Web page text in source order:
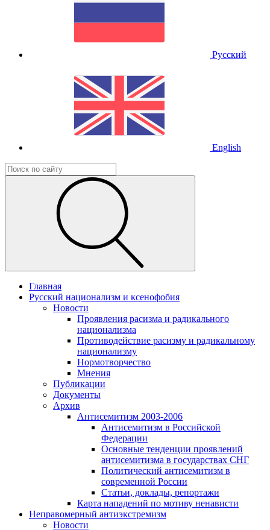
Русский
English
Главная
Русский национализм и ксенофобия
Новости
Проявления расизма и радикального
национализма
Противодействие расизму и радикальному
национализму
Нормотворчество
Мнения
Публикации
Документы
Архив
Антисемитизм 2003-2006
Антисемитизм в Российской
Федерации
Основные тенденции проявлений
антисемитизма в государствах СНГ
Политический антисемитизм в
современной России
Статьи, доклады, репортажи
Карта нападений по мотиву ненависти
Неправомерный антиэкстремизм
Новости